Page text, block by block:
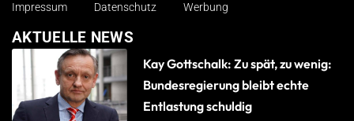
Impressum Datenschutz Werbung
AKTUELLE NEWS
Kay Gottschalk: Zu spät, zu wenig:
Bundesregierung bleibt echte
Entlastung schuldig